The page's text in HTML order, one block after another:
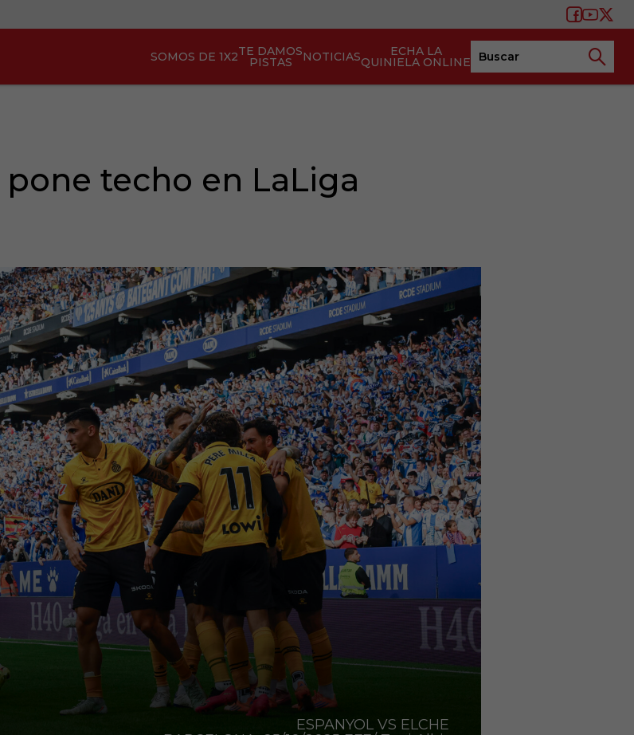
SOMOS DE 1X2TE DAMOS
PISTAS NOTICIAS ECHA LA
QUINIELA ONLINE
pone techo en LaLiga
ESPANYOL VS ELCHE